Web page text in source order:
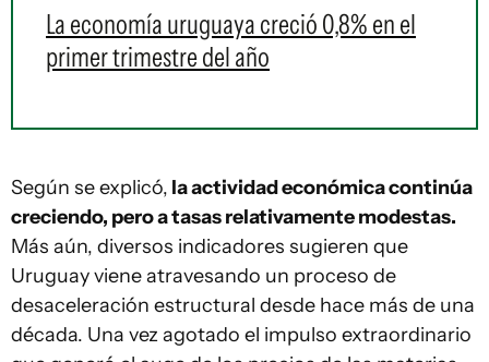
La economía uruguaya creció 0,8% en el
primer trimestre del año
Según se explicó, la actividad económica continúa
creciendo, pero a tasas relativamente modestas.
Más aún, diversos indicadores sugieren que
Uruguay viene atravesando un proceso de
desaceleración estructural desde hace más de una
década. Una vez agotado el impulso extraordinario